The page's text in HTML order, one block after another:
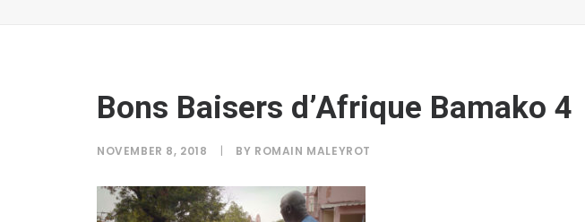
Bons Baisers d’Afrique Bamako 4
NOVEMBER 8, 2018 | BY ROMAIN MALEYROT